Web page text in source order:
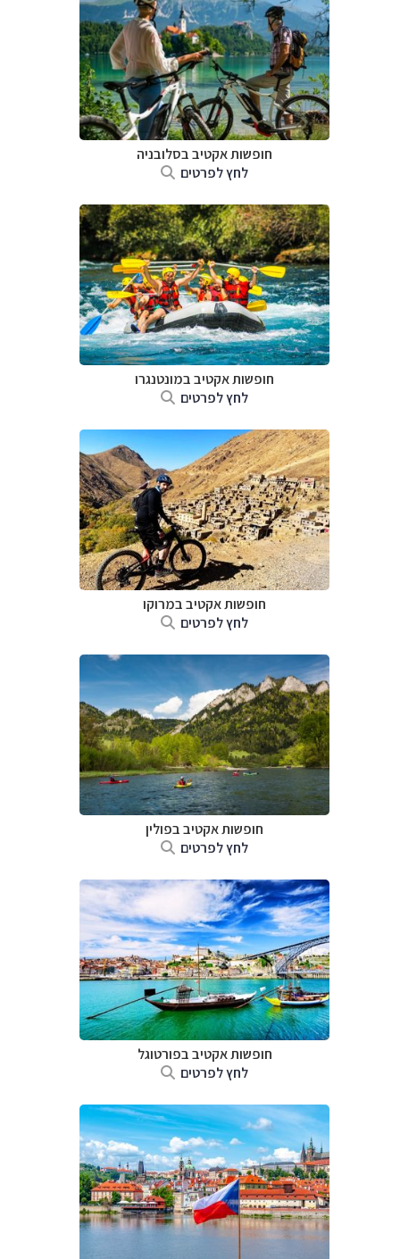
חופשות אקטיב בסלובניה
לחץ לפרטים
חופשות אקטיב במונטנגרו
לחץ לפרטים
חופשות אקטיב במרוקו
לחץ לפרטים
חופשות אקטיב בפולין
לחץ לפרטים
חופשות אקטיב בפורטוגל
לחץ לפרטים